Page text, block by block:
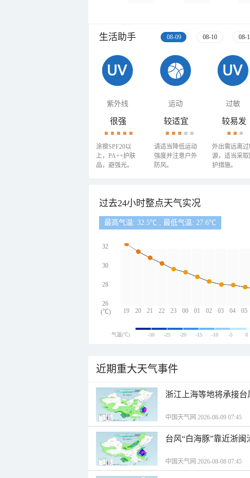
生活助手 08-09 08-10 08-
紫外线 运动 过敏
很强
涂擦SPF20以
上，PA++护肤
品，避强光。
较适宜
请适当降低运动
强度并注意户外
防风。
较易发
外出需远离
源，适当采
护措施。
过去24小时整点天气实况
最高气温: 32.5℃ , 最低气温: 27.6℃
19 20 21 22 23 00 01 02 03 04 05
32
30
28
26
(℃)
气温(℃) -30 -25 -20 -15 -10 -5 0
近期重大天气事件
浙江上海等地将承接
中国天气网 2026-08-09 07:45
台风“白海豚”靠近浙
中国天气网 2026-08-08 07:45